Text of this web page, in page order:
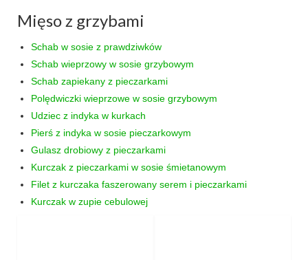
zapiekanki
chleby
sosy i pasty
napoje
specjalne okazje
Mięso z grzybami
Schab w sosie z prawdziwków
Schab wieprzowy w sosie grzybowym
Schab zapiekany z pieczarkami
Polędwiczki wieprzowe w sosie grzybowym
Udziec z indyka w kurkach
Pierś z indyka w sosie pieczarkowym
Gulasz drobiowy z pieczarkami
Kurczak z pieczarkami w sosie śmietanowym
Filet z kurczaka faszerowany serem i pieczarkami
Kurczak w zupie cebulowej